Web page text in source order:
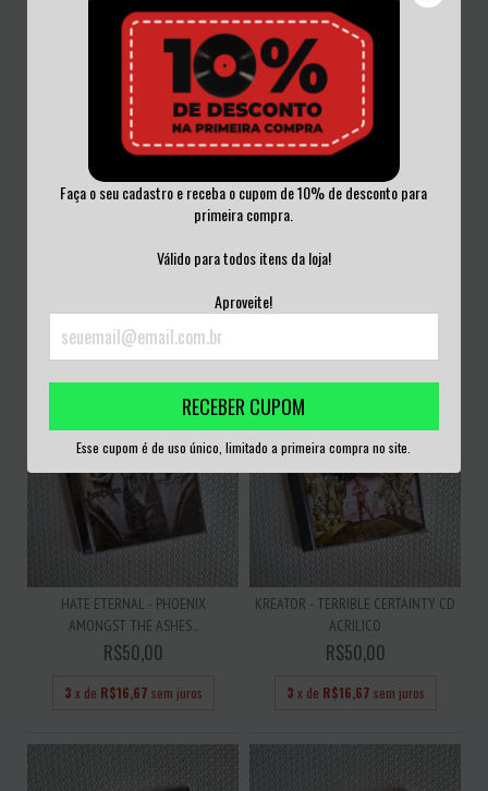
Faça o seu cadastro e receba o cupom de 10% de desconto para
primeira compra.
Válido para todos itens da loja!
Aproveite!
RECEBER CUPOM
Esse cupom é de uso único, limitado a primeira compra no site.
ACRILICO
CD ACRIL...
HATE ETERNAL - PHOENIX
AMONGST THE ASHES...
R$50,00
3 x de R$16,67 sem juros
KREATOR - TERRIBLE CERTAINTY CD
ACRILICO
R$50,00
3 x de R$16,67 sem juros